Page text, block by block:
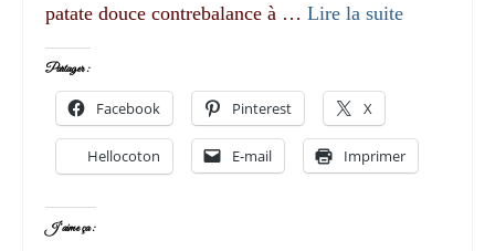
patate douce contrebalance à … Lire la suite­­
Partager :
Facebook Pinterest X
Hellocoton E-mail Imprimer
J’aime ça :